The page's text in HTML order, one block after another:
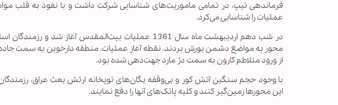
فرماندهی تیپ، در تمامی ماموریت‌های شناسایی شرکت داشت و با نفوذ به قلب
عملیات را شناسایی می‌کرد.
در شب دهم اردیبهشت ماه سال 1361 عملیات بیت‌المقدس آغاز
محور به مواضع دشمن یورش بردند. نقطه آغاز عملیات، منطقه دارخوین به سمت جاده
از ورود متلاطم کارون به سمت دژ مارد جهت‌دهی شده بود.
با وجود حجم سنگین آتش کور و بی‌وقفه یگان‌های توپخانه ارتش بعث عراق،
این محورها زمین‌گیر کنند و کلیه پاتک‌های آنها را دفع نمایند.